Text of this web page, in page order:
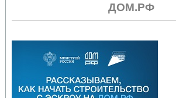
ДОМ.РФ